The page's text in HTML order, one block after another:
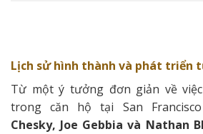
Lịch sử hình thành và phát triển
Từ một ý tưởng đơn giản về
trong căn hộ tại San
Chesky, Joe Gebbia và Nathan